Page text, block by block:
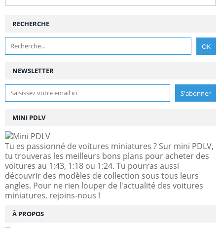
NEWSLETTER
RECHERCHE
MINI PDLV
Tu es passionné de voitures miniatures ? Sur mini PDLV,
tu trouveras les meilleurs bons plans pour acheter des
voitures au 1:43, 1:18 ou 1:24. Tu pourras aussi
découvrir des modèles de collection sous tous leurs
angles. Pour ne rien louper de l'actualité des voitures
miniatures, rejoins-nous !
À PROPOS